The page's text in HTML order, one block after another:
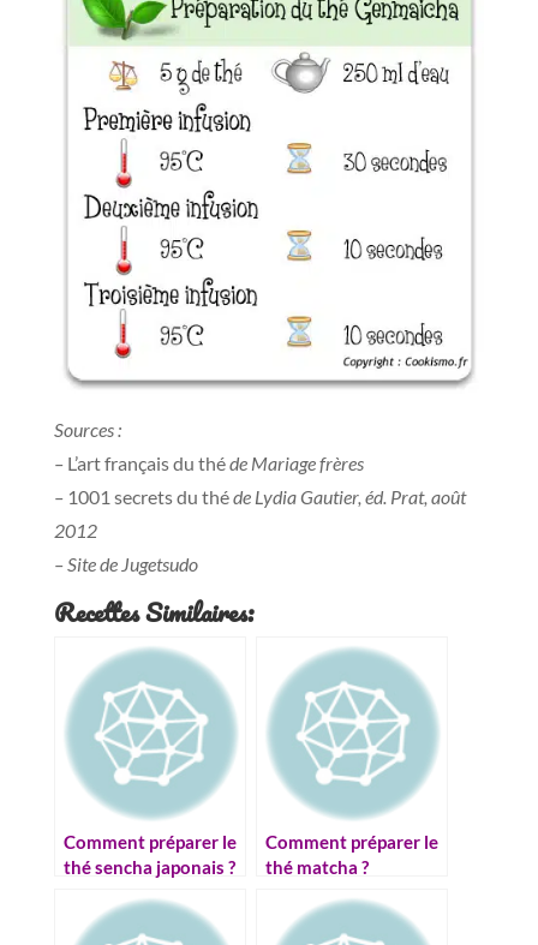
Sources :
– L’art français du théde Mariage frères
– 1001 secrets du théde Lydia Gautier, éd. Prat, août
2012
– Site de Jugetsudo
Recettes Similaires:
Comment préparer le
thé sencha japonais ?
Comment préparer le
thé matcha ?